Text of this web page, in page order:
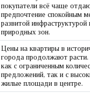
покупатели всё чаще
предпочтение спокойным
развитой инфраструктурой
природных зон.
Цены на квартиры в
города продолжают расти.
как с ограниченным
предложений, так и с
жилые площади в центре.